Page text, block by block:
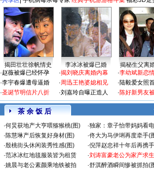
揭田壮壮徐帆情史 李冰冰被爆已婚
揭秘生父离
·赵薇被爆已经怀孕
·李宇春爆遭母逼婚
·圣诞节明信片八折
·揭刘晓庆离婚内幕
·周迅王艳婆媳相见
·刘嘉玲自曝正造人
·李幼斌新恋
·陆毅爱女照
·陈好新男友
茶 余 饭 后
·何炅获地产大亨喂猕猴桃(图) ·独家：章子怡带妈妈看
·陈慧琳产后恢复好身材(图) ·佟大为马伊琍再度牵手(
·殷桃街头休闲装秀性感(图) ·倪萍赵忠祥十年后再携手
·范冰冰红地毯服装皆为租赁 ·刘涛富豪老公为家产求
·姚晨与老公素颜乘地铁被拍 ·舒淇醉酒瞬间惨被抓拍(